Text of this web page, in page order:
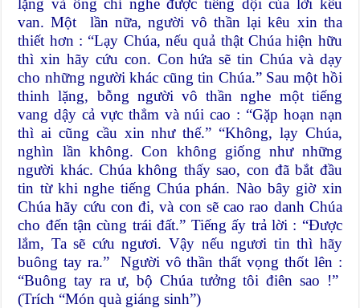
van. Một lần nữa, người vô thần lại kêu xin tha
thiết hơn : “Lạy Chúa, nếu quả thật Chúa hiện hữu
thì xin hãy cứu con. Con hứa sẽ tin Chúa và dạy
cho những người khác cũng tin Chúa.” Sau một hồi
thinh lặng, bỗng người vô thần nghe một tiếng
vang dậy cả vực thẳm và núi cao : “Gặp hoạn nạn
thì ai cũng cầu xin như thế.” “Không, lạy Chúa,
nghìn lần không. Con không giống như những
người khác. Chúa không thấy sao, con đã bắt đầu
tin từ khi nghe tiếng Chúa phán. Nào bây giờ xin
Chúa hãy cứu con đi, và con sẽ cao rao danh Chúa
cho đến tận cùng trái đất.” Tiếng ấy trả lời : “Được
lắm, Ta sẽ cứu ngươi. Vậy nếu ngươi tin thì hãy
buông tay ra.” Người vô thần thất vọng thốt lên :
“Buông tay ra ư, bộ Chúa tưởng tôi điên sao !”
(Trích “Món quà giáng sinh”)